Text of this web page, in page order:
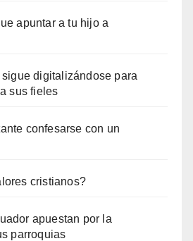
apuntar a tu hijo a
digitalizándose para
sus fieles
confesarse con un
cristianos?
apuestan por la
parroquias